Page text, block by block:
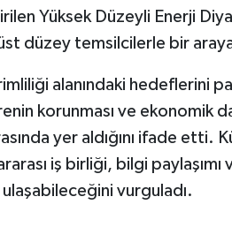
Yüksek Düzeyli Enerji
düzey temsilcilerle bir
alanındaki hedeflerini
korunması ve ekonomik
yer aldığını ifade etti.
iş birliği, bilgi paylaşımı
vurguladı.